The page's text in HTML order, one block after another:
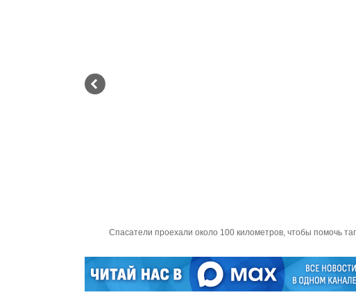
Спасатели проехали около 100 километров, чтобы помочь